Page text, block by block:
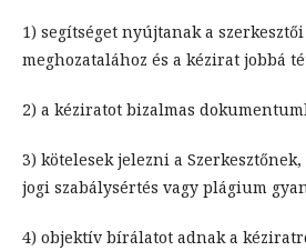
1) segítséget nyújtanak a
meghozatalához és a kézirat jobbá
2) a kéziratot bizalmas
3) kötelesek jelezni a
jogi szabálysértés vagy plágium
4) objektív bírálatot adnak a